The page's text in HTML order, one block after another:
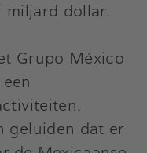
miljard dollar.
Grupo México
geluiden dat er